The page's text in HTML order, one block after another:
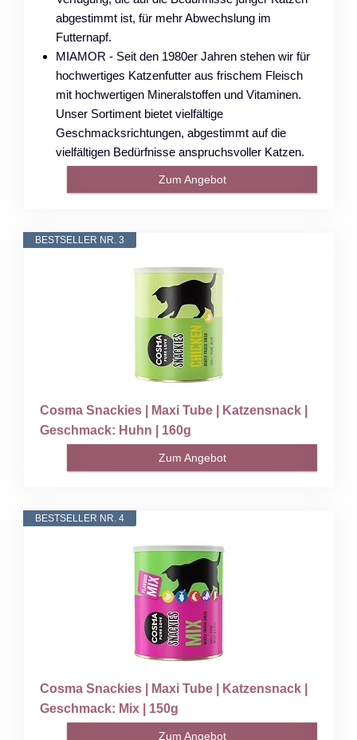
abgestimmt ist, für mehr Abwechslung im
Futternapf.
MIAMOR - Seit den 1980er Jahren stehen wir für
hochwertiges Katzenfutter aus frischem Fleisch
mit hochwertigen Mineralstoffen und Vitaminen.
Unser Sortiment bietet vielfältige
Geschmacksrichtungen, abgestimmt auf die
vielfältigen Bedürfnisse anspruchsvoller Katzen.
Zum Angebot
BESTSELLER NR. 3
Cosma Snackies | Maxi Tube | Katzensnack |
Geschmack: Huhn | 160g
Zum Angebot
BESTSELLER NR. 4
Cosma Snackies | Maxi Tube | Katzensnack |
Geschmack: Mix | 150g
Zum Angebot